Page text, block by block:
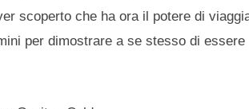
scoperto che ha ora il potere di
per dimostrare a se stesso di essere